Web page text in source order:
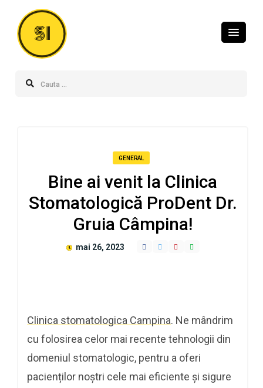
SI
GENERAL
Bine ai venit la Clinica
Stomatologică ProDent Dr.
Gruia Câmpina!
mai 26, 2023
Clinica stomatologica Campina. Ne mândrim
cu folosirea celor mai recente tehnologii din
domeniul stomatologic, pentru a oferi
pacienților noștri cele mai eficiente și sigure